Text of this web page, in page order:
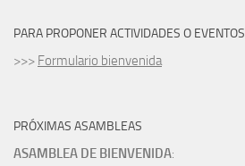
PARA PROPONER ACTIVIDADES O EVENTOS
>>> Formulario bienvenida
PRÓXIMAS ASAMBLEAS
ASAMBLEA DE BIENVENIDA: